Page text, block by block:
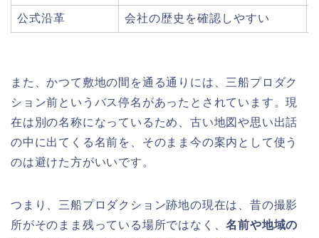
公式沿革 会社の歴史を確認しやすい
また、かつて敷地の間を通る通りには、三船プロダク
ション前というバス停名があったとされています。現
在は別の名称になっているため、古い地図や思い出話
の中に出てくる名前を、そのまま今の案内として使う
のは避けた方がいいです。
つまり、三船プロダクション跡地の現在は、昔の撮影
所がそのまま残っている場所ではなく、名前や地域の